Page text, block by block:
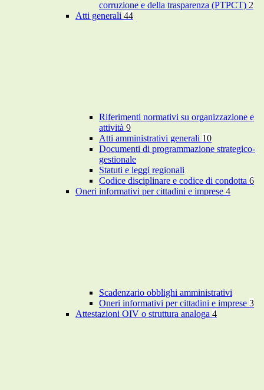
corruzione e della trasparenza (PTPCT) 2
Atti generali 44
Riferimenti normativi su organizzazione e
attività 9
Atti amministrativi generali 10
Documenti di programmazione strategico-
gestionale
Statuti e leggi regionali
Codice disciplinare e codice di condotta 6
Oneri informativi per cittadini e imprese 4
Scadenzario obblighi amministrativi
Oneri informativi per cittadini e imprese 3
Attestazioni OIV o struttura analoga 4